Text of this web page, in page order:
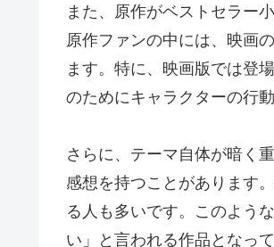
また、原作がベストセラー
原作ファンの中には、映画
ます。特に、映画版では登
のためにキャラクターの行
さらに、テーマ自体が暗く
感想を持つことがあります
る人も多いです。このよう
い」と言われる作品となって